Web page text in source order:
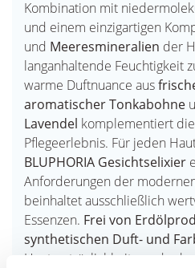
Kombination mit
und einem einzigartigen
und Meeresmineralien der
langanhaltende Feuchtigkeit
warme Duftnuance aus
aromatischer Tonkabohne
Lavendel komplementiert
Pflegeerlebnis. Für jeden
BLUPHORIA Gesichtselixier
Anforderungen der
beinhaltet ausschließlich
Essenzen. Frei von
synthetischen Duft- und
Hautverträglichkeit wurde